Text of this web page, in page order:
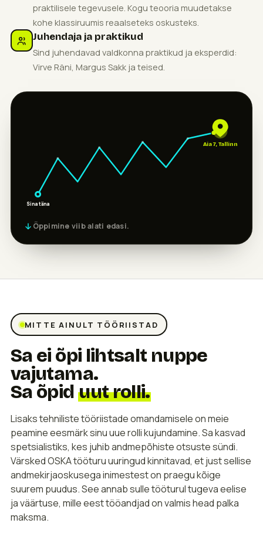
praktilisele tegevusele. Kogu teooria muudetakse
kohe klassiruumis reaalseteks oskusteks.
Juhendaja ja praktikud
Sind juhendavad valdkonna praktikud ja eksperdid:
Virve Räni, Margus Sakk ja teised.
Sina täna
Aia 7, Tallinn
Õppimine viib alati edasi.
MITTE AINULT TÖÖRIISTAD
Sa ei õpi lihtsalt nuppe
vajutama.
Sa õpid uut rolli.
Lisaks tehniliste tööriistade omandamisele on meie
peamine eesmärk sinu uue rolli kujundamine. Sa kasvad
spetsialistiks, kes juhib andmepõhiste otsuste sündi.
Värsked OSKA tööturu uuringud kinnitavad, et just sellise
andmekirjaoskusega inimestest on praegu kõige
suurem puudus. See annab sulle tööturul tugeva eelise
ja väärtuse, mille eest tööandjad on valmis head palka
maksma.